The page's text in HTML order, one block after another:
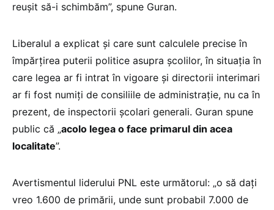
reușit să-i schimbăm”, spune Guran.
Liberalul a explicat și care sunt calculele precise în
împărțirea puterii politice asupra școlilor, în situația în
care legea ar fi intrat în vigoare și directorii interimari
ar fi fost numiți de consiliile de administrație, nu ca în
prezent, de inspectorii școlari generali. Guran spune
public că „acolo legea o face primarul din acea
localitate”.
Avertismentul liderului PNL este următorul: „o să dați
vreo 1.600 de primării, unde sunt probabil 7.000 de